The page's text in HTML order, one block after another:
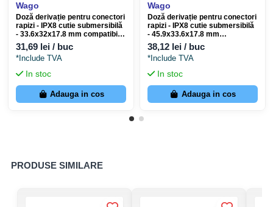
Înălțime
Adâncime 16,7 mm
La ce se folosește produsul? (Gama Wago
Cablarea conductorilor in doză.
Wago 2273)
Wago
Doză derivație pentru conectori
rapizi - IPX8 cutie submersibilă
- 33.6x32x17.8 mm compatibilă
221/2273 - Wago 207-1331
31,69 lei / buc
*Include TVA
In stoc
Adauga in cos
Wago
Doză derivație pentru conectori
rapizi - IPX8 cutie submersibilă
- 45.9x33.6x17.8 mm
compatibilă 221/2273 - Wago
207-1332
38,12 lei / buc
*Include TVA
In stoc
Adauga in cos
PRODUSE SIMILARE